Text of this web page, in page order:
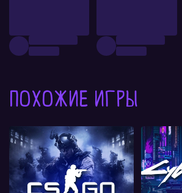
Похожие игры